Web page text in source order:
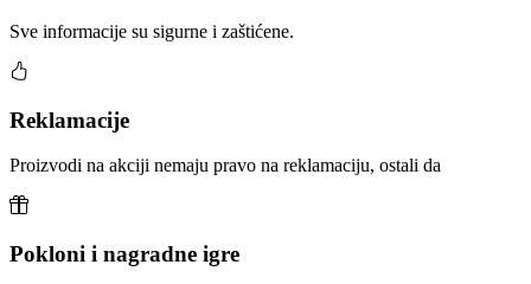
Sve informacije su sigurne i zaštićene.
Reklamacije
Proizvodi na akciji nemaju pravo na reklamaciju, ostali da
Pokloni i nagradne igre